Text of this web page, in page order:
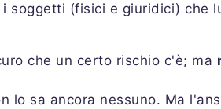
soggetti (fisici e giuridici) che
che un certo rischio c'è; ma
lo sa ancora nessuno. Ma